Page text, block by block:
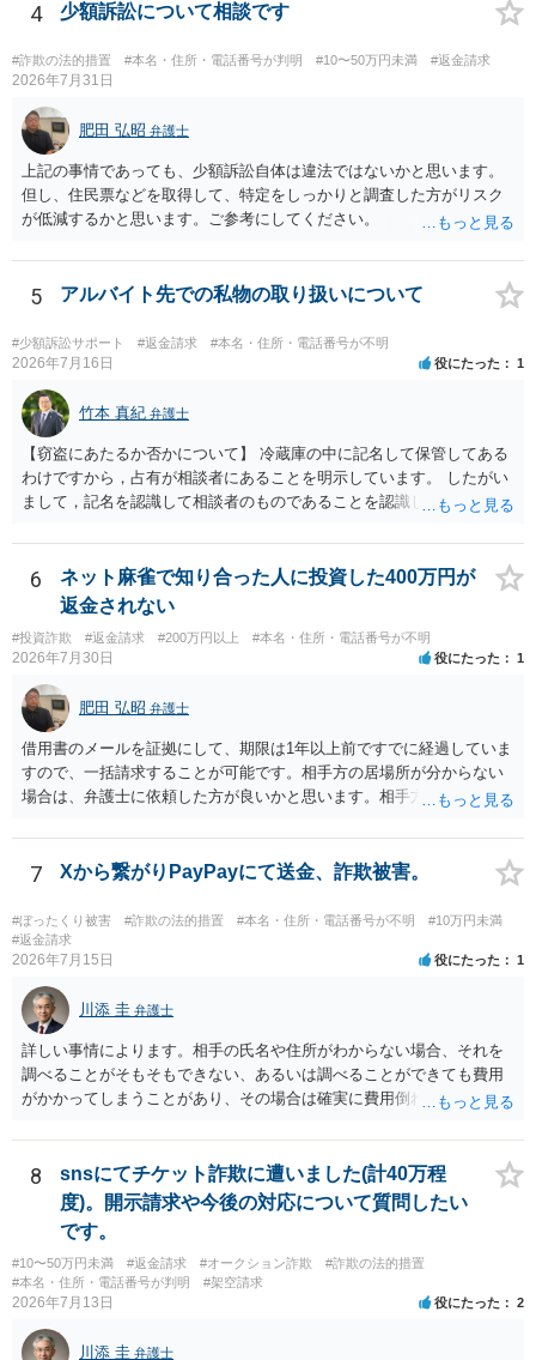
4 少額訴訟について相談です
#詐欺の法的措置 #本名・住所・電話番号が判明 #10〜50万円未満 #返金請求
2026年7月31日
肥田 弘昭 弁護士
上記の事情であっても、少額訴訟自体は違法ではないかと思います。
但し、住民票などを取得して、特定をしっかりと調査した方がリスク
が低減するかと思います。ご参考にしてください。
5 アルバイト先での私物の取り扱いについて
#少額訴訟サポート #返金請求 #本名・住所・電話番号が不明
2026年7月16日 役にたった 1
竹本 真紀 弁護士
【窃盗にあたるか否かについて】 冷蔵庫の中に記名して保管してある
わけですから，占有が相談者にあることを明示しています。 したがい
まして，記名を認識して相談者のものであることを認識していながら
盗罪が成立します。 しかし，窃盗罪は，故意犯です。 過失犯の場合に
は，窃盗罪は成立しません。処罰規定がないからです。 おそらく，持
ち出した方は，相談者の記名に気づかず，自分のものと間違えて持ち
出してしまったのでしょう。 残っているのが無記名（つまり，自分の
物に記名していない）のようですから，記名を気にしていない方だと
思います。 この場合は，過失にすぎませんから，窃盗罪は成立せず，
刑事的処罰を求めることはできません。 【弁償してもらうことは可能
か】 刑事ではなく民事の場合，不法行為に基づく損害賠償請求が問題
となります。 不法行為に基づく損害賠償請求は，故意だけではなく過
失も対象となります。 したがいまして，弁償してもらうことは可能で
す。 ただし，間違えた方が誰かわかることが重要にはなります。
6
ネット麻雀で知り合った人に投資した400万円が
返金されない
#投資詐欺 #返金請求 #200万円以上 #本名・住所・電話番号が不明
2026年7月30日 役にたった 1
肥田 弘昭 弁護士
借用書のメールを証拠にして、期限は1年以上前ですでに経過していま
すので、一括請求することが可能です。相手方の居場所が分からない
場合は、弁護士に依頼した方が良いかと思います。相手方の居場所が
さい。
7 Xから繋がりPayPayにて送金、詐欺被害。
#ぼったくり被害 #詐欺の法的措置 #本名・住所・電話番号が不明
#10万円未満
#返金請求
2026年7月15日 役にたった 1
川添 圭 弁護士
詳しい事情によります。相手の氏名や住所がわからない場合、それを
調べることがそもそもできない、あるいは調べることができても費用
がかかってしまうことがあり、その場合は確実に費用倒れになりそう
8
snsにてチケット詐欺に遭いました(計40万程
度)。開示請求や今後の対応について質問したい
です。
#10〜50万円未満 #返金請求 #オークション詐欺
#詐欺の法的措置
#本名・住所・電話番号が判明
#架空請求
2026年7月13日 役にたった 2
川添 圭 弁護士